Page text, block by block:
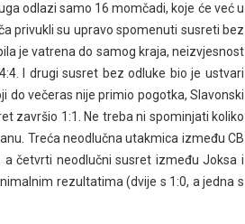
odlazi samo 16 momčadi, koje će već u
privukli su upravo spomenuti susreti bez
je vatrena do samog kraja, neizvjesnost
I drugi susret bez odluke bio je ustvari
do večeras nije primio pogotka, Slavonski
završio 1:1. Ne treba ni spominjati koliko
Treća neodlučna utakmica između CB
četvrti neodlučni susret između Joksa i
rezultatima (dvije s 1:0, a jedna s